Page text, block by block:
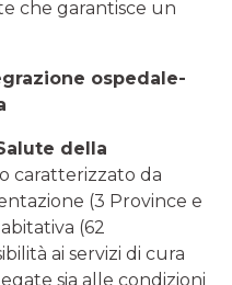
che garantisce un
ospedale-
della
caratterizzato da
(3 Province e
(62
ai servizi di cura
sia alle condizioni